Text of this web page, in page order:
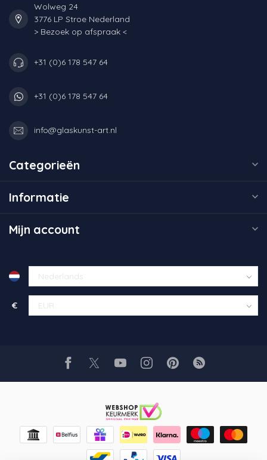
Wolweg 24
3776 LP Stroe Nederland
> Bezoek op afspraak <
+31 (0)6 178 547 64
+31 (0)6 178 547 64
info@glaskunst-art.nl
Categorieën
Informatie
Mijn account
€